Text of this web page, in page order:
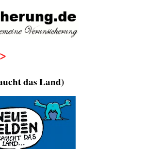
das Land)